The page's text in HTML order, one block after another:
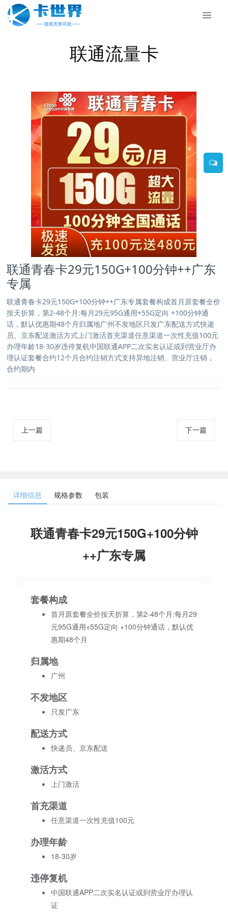
联通流量卡
联通青春卡29元150G+100分钟++广东
专属
联通青春卡29元150G+100分钟++广东专属套餐构成首月原套餐全价
按天折算，第2-48个月:每月29元95G通用+55G定向 +100分钟通
话，默认优惠期48个月归属地广州不发地区只发广东配送方式快递
员、京东配送激活方式上门激活首充渠道任意渠道一次性充值100元
办理年龄18-30岁违停复机中国联通APP二次实名认证或到营业厅办
理认证套餐合约12个月合约注销方式支持异地注销、营业厅注销，
合约期内
上一篇 下一篇
详细信息 规格参数 包装
联通青春卡29元150G+100分钟
++广东专属
套餐构成
首月原套餐全价按天折算，第2-48个月:每月29
元95G通用+55G定向 +100分钟通话，默认优
惠期48个月
归属地
广州
不发地区
只发广东
配送方式
快递员、京东配送
激活方式
上门激活
首充渠道
任意渠道一次性充值100元
办理年龄
18-30岁
违停复机
中国联通APP二次实名认证或到营业厅办理认
证